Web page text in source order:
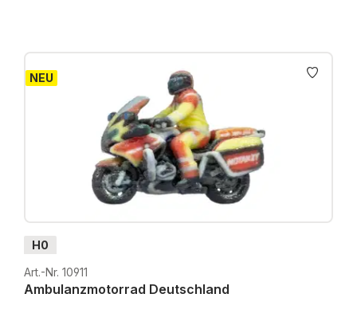
NEU
H0
Art.-Nr. 10911
Ambulanzmotorrad Deutschland